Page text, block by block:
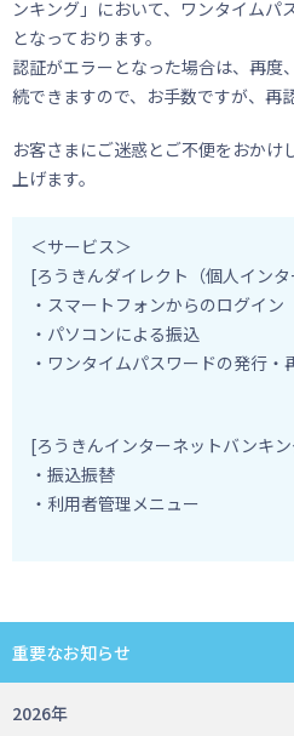
ンキング」において、ワンタイムパ
となっております。
認証がエラーとなった場合は、再度
続できますので、お手数ですが、再
お客さまにご迷惑とご不便をおかけ
上げます。
＜サービス＞
[ろうきんダイレクト（個人イン
・スマートフォンからのログイン
・パソコンによる振込
・ワンタイムパスワードの発行・
[ろうきんインターネットバンキ
・振込振替
・利用者管理メニュー
重要なお知らせ
2026年